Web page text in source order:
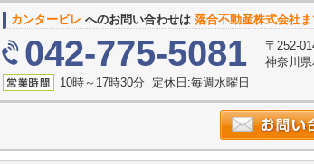
カンタービレ へのお問い合わせは 落合不動産株式会社
042-775-5081
〒252-
神奈川
10時～17時30分 定休日:毎週水曜日